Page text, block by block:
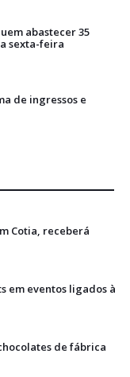
abastecer 35
sexta-feira
de ingressos e
Cotia, receberá
em eventos ligados à
de fábrica